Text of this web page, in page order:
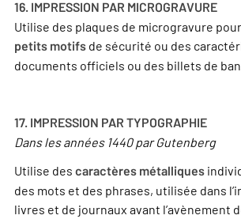
16. IMPRESSION PAR MICROGRAVURE
Utilise des plaques de microgravure
petits motifs de sécurité ou des
documents officiels ou des billets de
17. IMPRESSION PAR TYPOGRAPHIE
Dans les années 1440 par Gutenberg
Utilise des caractères métalliques
des mots et des phrases, utilisée dans
livres et de journaux avant l’avènement